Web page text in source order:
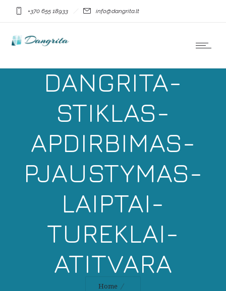
+370 655 18933 info@dangrita.lt
DANGRITA-
STIKLAS-
APDIRBIMAS-
PJAUSTYMAS-
LAIPTAI-
TUREKLAI-
ATITVARA
Home